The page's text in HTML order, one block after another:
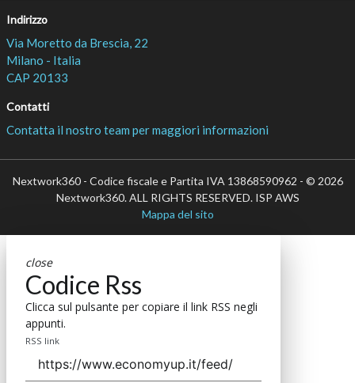
Indirizzo
Via Moretto da Brescia, 22
Milano - Italia
CAP 20133
Contatti
Contatta il nostro team per maggiori informazioni
Nextwork360 - Codice fiscale e Partita IVA 13868590962 - © 2026
Nextwork360. ALL RIGHTS RESERVED. ISP AWS
Mappa del sito
close
Codice Rss
Clicca sul pulsante per copiare il link RSS negli
appunti.
RSS link